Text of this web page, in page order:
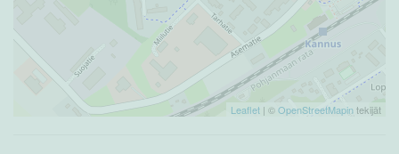
Leaflet | ©OpenStreetMapintekijät